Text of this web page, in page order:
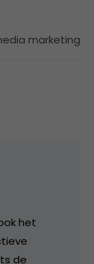
marketing
het
de